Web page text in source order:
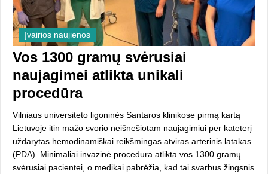
Įvairios naujienos
Vos 1300 gramų svėrusiai
naujagimei atlikta unikali
procedūra
Vilniaus universiteto ligoninės Santaros klinikose pirmą kartą
Lietuvoje itin mažo svorio neišnešiotam naujagimiui per kateterį
uždarytas hemodinamiškai reikšmingas atviras arterinis latakas
(PDA). Minimaliai invazinė procedūra atlikta vos 1300 gramų
svėrusiai pacientei, o medikai pabrėžia, kad tai svarbus žingsnis